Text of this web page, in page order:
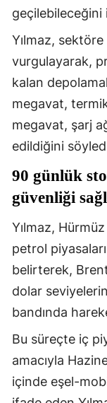
geçilebileceğini
Yılmaz,
vurgulayarak,
kalan
megavat,
megavat, şarj
edildiğini
90 günlük
güvenliği
Yılmaz,
petrol
belirterek,
dolar
bandında
Bu süreçte iç
amacıyla
içinde eşel-